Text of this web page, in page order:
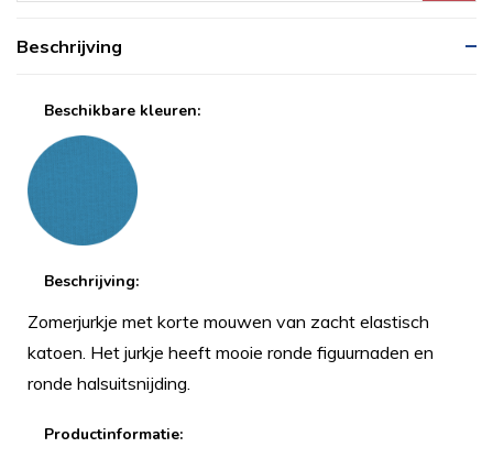
Beschrijving
Beschikbare kleuren:
Beschrijving:
Zomerjurkje met korte mouwen van zacht elastisch
katoen. Het jurkje heeft mooie ronde figuurnaden en
ronde halsuitsnijding.
Productinformatie: